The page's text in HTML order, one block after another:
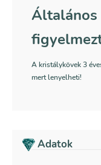
Általános
A kristálykövek 3
mert lenyelheti!
Adatok